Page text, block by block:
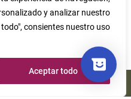
y analizar nuestro
consientes nuestro uso
Aceptar todo
Comarca Monastrell.
Genial